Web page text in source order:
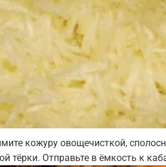
кожуру овощечисткой,
тёрки. Отправьте в ёмкость к